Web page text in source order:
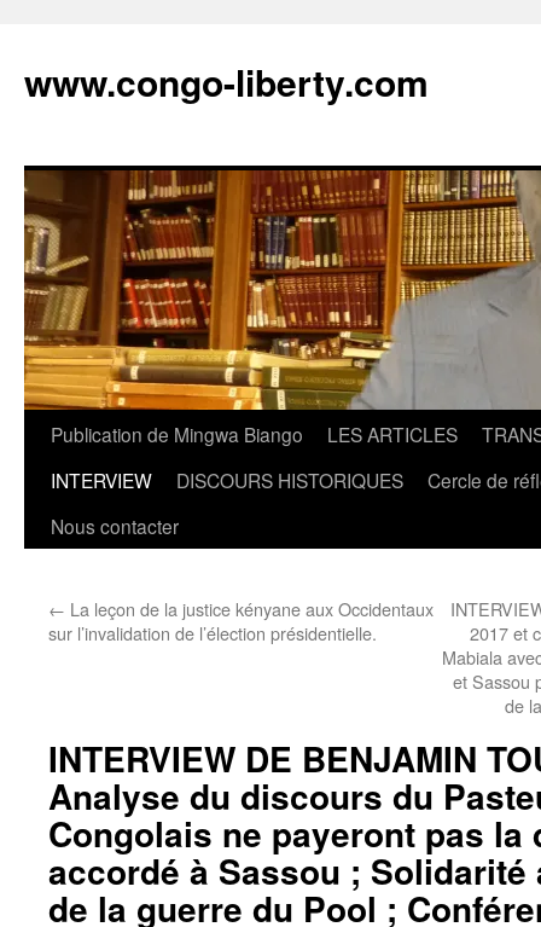
contenu
www.congo-liberty.com
Publication de Mingwa Biango LES ARTICLES
INTERVIEW
DISCOURS HISTORIQUES
Cercle de
Nous contacter
← La leçon de la justice kényane aux Occidentaux
sur l’invalidation de l’élection présidentielle.
2017 et
Mabiala
et Sassou
de
INTERVIEW DE BENJAMIN
Analyse du discours du
Congolais ne payeront pas la
accordé à Sassou ;
de la guerre du Pool ;